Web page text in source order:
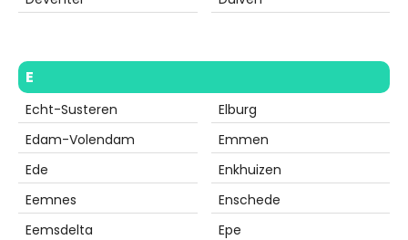
E
Echt-Susteren
Edam-Volendam
Ede
Eemnes
Eemsdelta
Elburg
Emmen
Enkhuizen
Enschede
Epe